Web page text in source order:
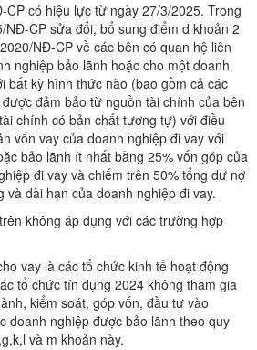
CP có hiệu lực từ ngày 27/3/2025. Trong
NĐ-CP sửa đổi, bổ sung điểm d khoản 2
NĐ-CP về các bên có quan hệ liên
nghiệp bảo lãnh hoặc cho một doanh
bất kỳ hình thức nào (bao gồm cả các
đảm bảo từ nguồn tài chính của bên
chính có bản chất tương tự) với điều
vốn vay của doanh nghiệp đi vay với
bảo lãnh ít nhất bằng 25% vốn góp của
đi vay và chiếm trên 50% tổng dư nợ
và dài hạn của doanh nghiệp đi vay.
không áp dụng với các trường hợp
vay là các tổ chức kinh tế hoạt động
tổ chức tín dụng 2024 không tham gia
kiểm soát, góp vốn, đầu tư vào
doanh nghiệp được bảo lãnh theo quy
và m khoản này.